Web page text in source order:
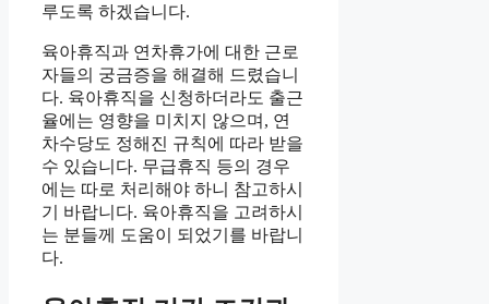
루도록 하겠습니다.
육아휴직과 연차휴가에 대한 근로
자들의 궁금증을 해결해 드렸습니
다. 육아휴직을 신청하더라도 출근
율에는 영향을 미치지 않으며, 연
차수당도 정해진 규칙에 따라 받을
수 있습니다. 무급휴직 등의 경우
에는 따로 처리해야 하니 참고하시
기 바랍니다. 육아휴직을 고려하시
는 분들께 도움이 되었기를 바랍니
다.